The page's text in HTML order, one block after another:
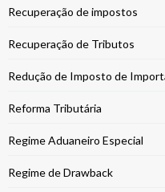
Recuperação de impostos
Recuperação de Tributos
Redução de Imposto de
Reforma Tributária
Regime Aduaneiro Especial
Regime de Drawback